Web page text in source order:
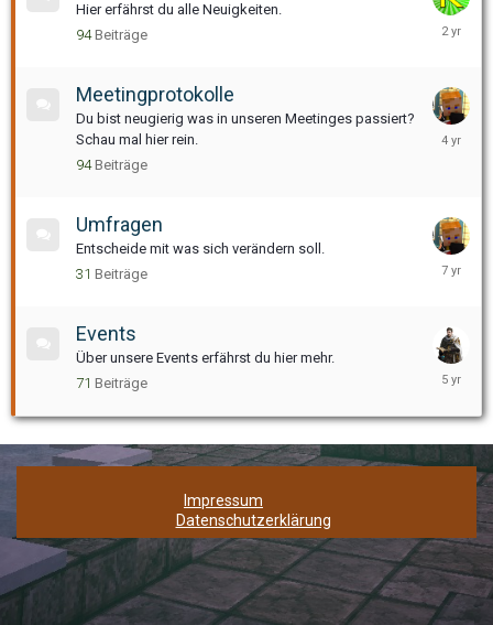
Hier erfährst du alle Neuigkeiten.
94 Beiträge
8.
Meetingprotokolle
Du bist neugierig was in unseren Meetinges passiert?
Schau mal hier rein.
94 Beiträge
25.
Umfragen
Entscheide mit was sich verändern soll.
31 Beiträge
20.
Events
Über unsere Events erfährst du hier mehr.
71 Beiträge
31.
2021
Impressum
Datenschutzerklärung